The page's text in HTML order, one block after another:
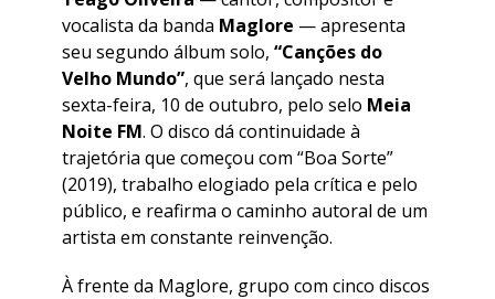
vocalista da banda Maglore — apresenta
seu segundo álbum solo, “Canções do
Velho Mundo”, que será lançado nesta
sexta-feira, 10 de outubro, pelo selo Meia
Noite FM. O disco dá continuidade à
trajetória que começou com “Boa Sorte”
(2019), trabalho elogiado pela crítica e pelo
público, e reafirma o caminho autoral de um
artista em constante reinvenção.
À frente da Maglore, grupo com cinco discos